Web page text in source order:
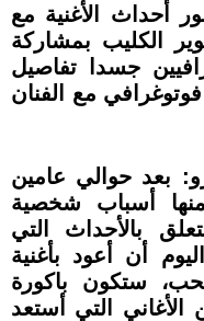
أحداث الأغنية مع
الكليب بمشاركة
جسدا تفاصيل
مع الفنان
بعد حوالي عامين
أسباب شخصية
بالأحداث التي
أن أعود بأغنية
ستكون باكورة
التي أستعد